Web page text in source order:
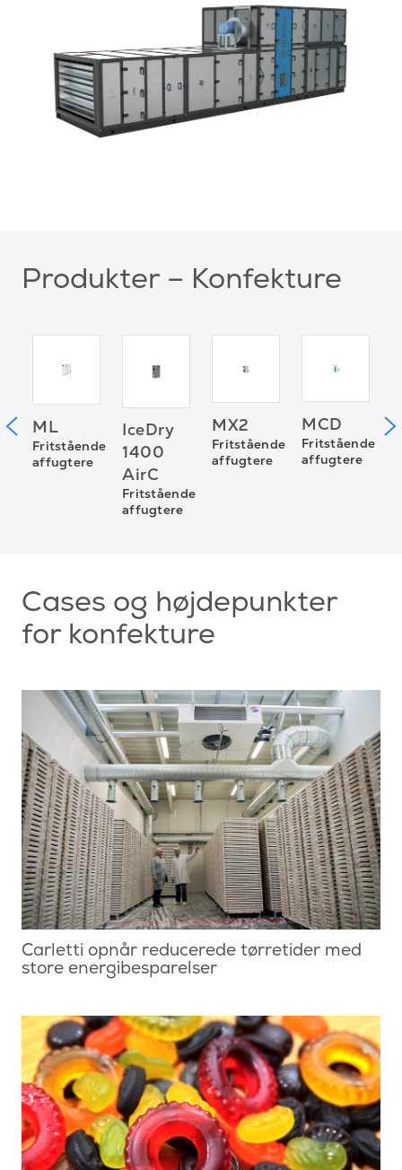
Produkter – Konfekture
ML
Fritstående
affugtere
IceDry
1400
AirC
Fritstående
affugtere
MX2
Fritstående
affugtere
MCD
Fritstående
affugtere
Cases og højdepunkter
for konfekture
Carletti opnår reducerede tørretider med
store energibesparelser